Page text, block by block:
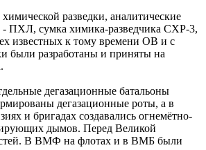
разведки, аналитические
ПХЛ, сумка химика-разведчика СХР-3,
известных к тому времени ОВ и с
были разработаны и приняты на
дегазационные батальоны
дегазационные роты, а в
и бригадах создавались огнемётно-
дымов. Перед Великой
В ВМФ на флотах и в ВМБ были